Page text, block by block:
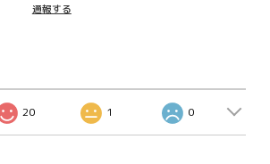
通報する
20 1 0